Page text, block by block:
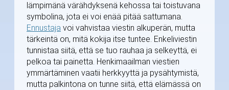
lämpimänä värähdyksenä kehossa tai toistuvana
symbolina, jota ei voi enää pitää sattumana.
Ennustaja voi vahvistaa viestin alkuperän, mutta
tärkeintä on, mitä kokija itse tuntee. Enkeliviestin
tunnistaa siitä, että se tuo rauhaa ja selkeyttä, ei
pelkoa tai painetta. Henkimaailman viestien
ymmärtäminen vaatii herkkyyttä ja pysähtymistä,
mutta palkintona on tunne siitä, että elämässä on